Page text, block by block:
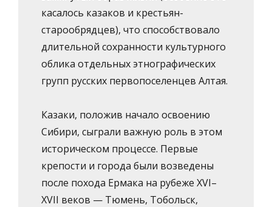
касалось казаков и крестьян-
старообрядцев), что способствовало
длительной сохранности культурного
облика отдельных этнографических
групп русских первопоселенцев Алтая.
Казаки, положив начало освоению
Сибири, сыграли важную роль в этом
историческом процессе. Первые
крепости и города были возведены
после похода Ермака на рубеже XVI–
XVII веков — Тюмень, Тобольск,